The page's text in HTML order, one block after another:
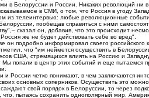
Белоруссии и России. Никаких революций ни
в СМИ, о том, что Россия в угоду
из телеинтервью: любые революционные
пообещав справиться с ними
сказал он, добавив, что это происходит
же не будет действовать себе во вред".
он подробно информировал своего российского
что "им неймется осуществить в
США, стремящихся влиять на Россию и
попали в центр этих событий и еще пытаемся
и России четко понимают, в чем заключаются
основных соперников. Осуществить это
свой порядок в Белоруссии, то через
пытаясь сохранить однополярный мир,